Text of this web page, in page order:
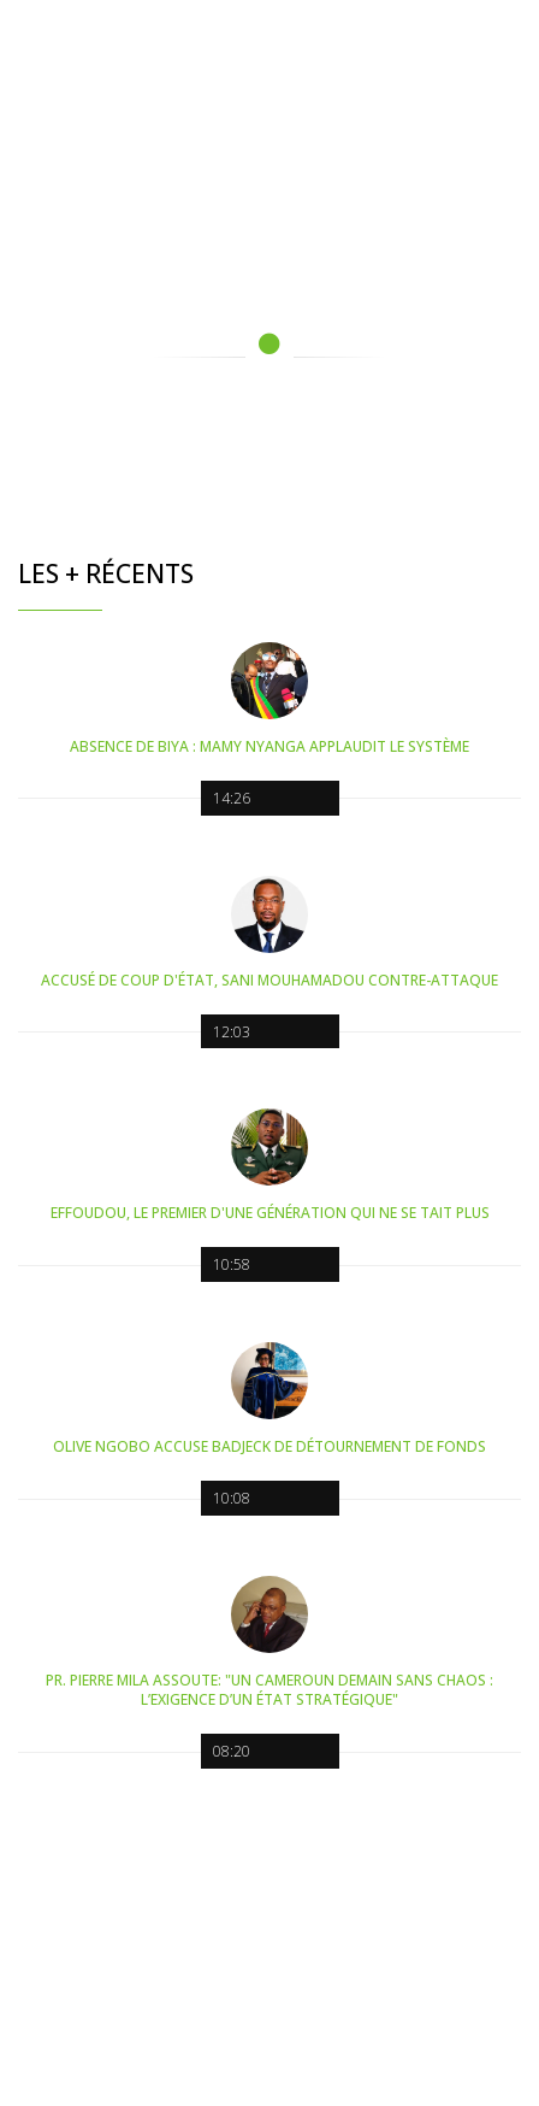
LES + RÉCENTS
14:26
ABSENCE DE BIYA : MAMY NYANGA APPLAUDIT LE SYSTÈME
12:03
ACCUSÉ DE COUP D'ÉTAT, SANI MOUHAMADOU CONTRE-ATTAQUE
10:58
EFFOUDOU, LE PREMIER D'UNE GÉNÉRATION QUI NE SE TAIT PLUS
10:08
OLIVE NGOBO ACCUSE BADJECK DE DÉTOURNEMENT DE FONDS
08:20
PR. PIERRE MILA ASSOUTE: "UN CAMEROUN DEMAIN SANS CHAOS :
L’EXIGENCE D’UN ÉTAT STRATÉGIQUE"